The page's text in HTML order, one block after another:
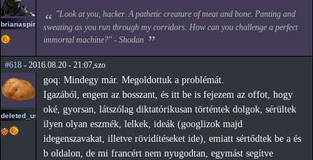
brianaspirin
"Look at you, hacker. A pathetic creature of meat and bone. Panting and
sweating as you run through my corridors. How can you challenge a perfect
immortal machine?" - Shodan
#618 - 2016.08.20 - 21:07,szo
deleted_user_2
goq: Mindegy már. Megoldottuk a problémát.
Igazából, engem az bosszant, és itt be is fejezem az offot, hogy
oké, gyorsan, látszólag diktatórikusan történtek dolgok, sérültek
ilyen olyan eszmék, lelkek, ideák (googlizok majd
idegenszavakat, illetve rövidítéseket ide), emiatt sértődtek be a és
b oldalon, de mi francért nem nyugodtan, egymást segítve